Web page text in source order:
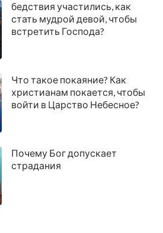
бедствия участились, как
стать мудрой девой, чтобы
встретить Господа?
Что такое покаяние? Как
христианам покается, чтобы
войти в Царство Небесное?
Почему Бог допускает
страдания